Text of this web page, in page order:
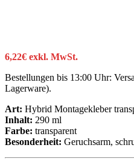
6,22€ exkl. MwSt.
Bestellungen bis 13:00 Uhr:
Lagerware).
Art: Hybrid Montagekleber
Inhalt: 290 ml
Farbe: transparent
Besonderheit: Geruchsarm,